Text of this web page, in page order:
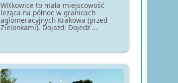
Witkowice to mała miejscowość
leżąca na północ w granicach
aglomeracyjnych Krakowa (przed
Zielonkami). Dojazd: Dojedz ...